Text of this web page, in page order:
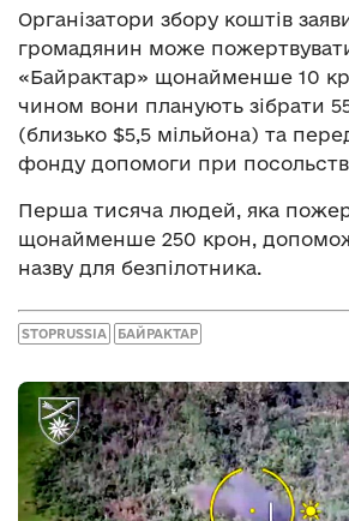
Організатори збору коштів
громадянин може
«Байрактар» щонайменше 10
чином вони планують зібрати
(близько $5,5 мільйона) та
фонду допомоги при посольстві
Перша тисяча людей, яка
щонайменше 250 крон,
назву для безпілотника.
STOPRUSSIA БАЙРАКТАР